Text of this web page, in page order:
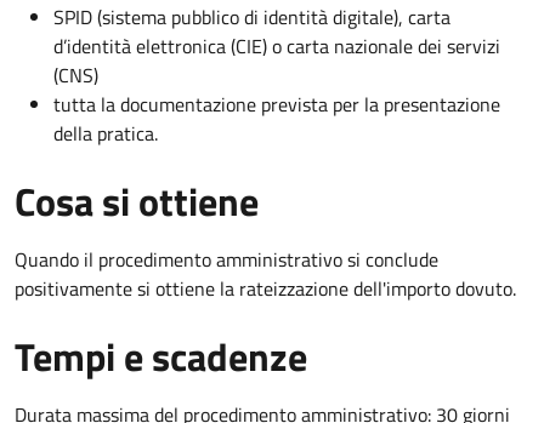
SPID (sistema pubblico di identità digitale), carta
d’identità elettronica (CIE) o carta nazionale dei servizi
(CNS)
tutta la documentazione prevista per la presentazione
della pratica.
Cosa si ottiene
Quando il procedimento amministrativo si conclude
positivamente si ottiene la rateizzazione dell'importo dovuto.
Tempi e scadenze
Durata massima del procedimento amministrativo: 30 giorni